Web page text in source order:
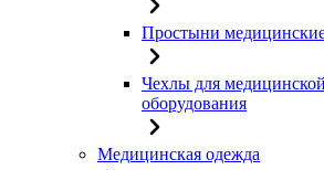
Простыни
Чехлы для
оборудования
Медицинская одежда